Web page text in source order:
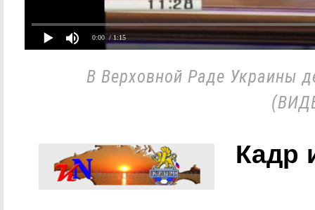
0:00 / 1:15
В Верховной Раде Украины
Кадр